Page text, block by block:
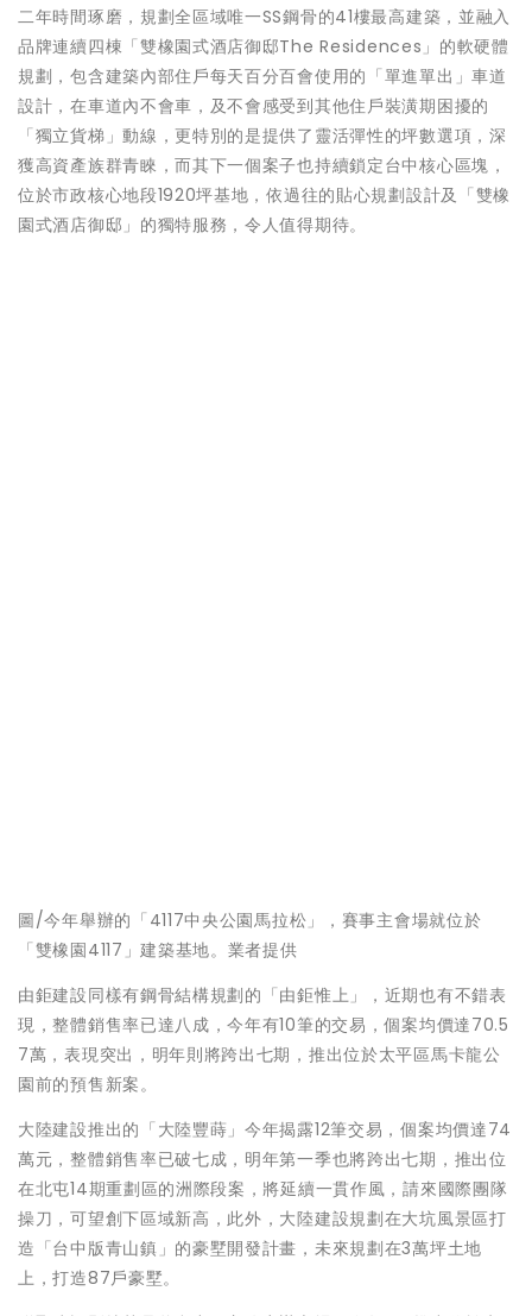
二年時間琢磨，規劃全區域唯一SS鋼骨的41樓最高建築，並融入
品牌連續四棟「雙橡園式酒店御邸The Residences」的軟硬體
規劃，包含建築內部住戶每天百分百會使用的「單進單出」車道
設計，在車道內不會車，及不會感受到其他住戶裝潢期困擾的
「獨立貨梯」動線，更特別的是提供了靈活彈性的坪數選項，深
獲高資產族群青睞，而其下一個案子也持續鎖定台中核心區塊，
位於市政核心地段1920坪基地，依過往的貼心規劃設計及「雙橡
園式酒店御邸」的獨特服務，令人值得期待。
圖/今年舉辦的「4117中央公園馬拉松」，賽事主會場就位於
「雙橡園4117」建築基地。業者提供
由鉅建設同樣有鋼骨結構規劃的「由鉅惟上」，近期也有不錯表
現，整體銷售率已達八成，今年有10筆的交易，個案均價達70.5
7萬，表現突出，明年則將跨出七期，推出位於太平區馬卡龍公
園前的預售新案。
大陸建設推出的「大陸豐蒔」今年揭露12筆交易，個案均價達74
萬元，整體銷售率已破七成，明年第一季也將跨出七期，推出位
在北屯14期重劃區的洲際段案，將延續一貫作風，請來國際團隊
操刀，可望創下區域新高，此外，大陸建設規劃在大坑風景區打
造「台中版青山鎮」的豪墅開發計畫，未來規劃在3萬坪土地
上，打造87戶豪墅。